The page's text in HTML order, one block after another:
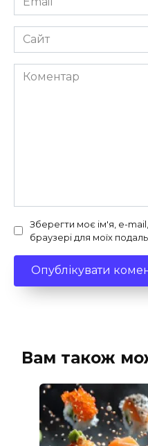
*
Сайт
Коментар
Зберегти моє ім'я, e-
браузері для моїх
Вам також